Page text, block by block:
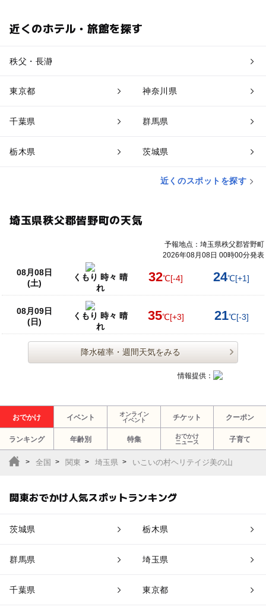
近くのホテル・旅館を探す
秩父・長瀞
東京都 神奈川県
千葉県 群馬県
栃木県 茨城県
近くのスポットを探す
埼玉県秩父郡皆野町の天気
予報地点：埼玉県秩父郡皆野町
2026年08月08日 00時00分発表
08月08日
(土)
くもり 時々 晴
れ
32℃[-4] 24℃[+1]
08月09日
(日)
くもり 時々 晴
れ
35℃[+3] 21℃[-3]
降水確率・週間天気をみる
情報提供：
おでかけ イベント
オンライン
イベント
チケット クーポン
ランキング 年齢別 特集
おでかけ
ニュース
子育て
全国 関東 埼玉県 いこいの村ヘリテイジ美の山
関東おでかけ人気スポットランキング
茨城県 栃木県
群馬県 埼玉県
千葉県 東京都